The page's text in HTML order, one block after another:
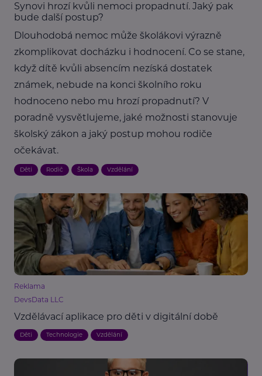
Synovi hrozí kvůli nemoci propadnutí. Jaký pak
bude další postup?
Dlouhodobá nemoc může školákovi výrazně
zkomplikovat docházku i hodnocení. Co se stane,
když dítě kvůli absencím nezíská dostatek
známek, nebude na konci školního roku
hodnoceno nebo mu hrozí propadnutí? V
poradně vysvětlujeme, jaké možnosti stanovuje
školský zákon a jaký postup mohou rodiče
očekávat.
Děti Rodič Škola Vzdělání
Reklama
DevsData LLC
Vzdělávací aplikace pro děti v digitální době
Děti Technologie Vzdělání